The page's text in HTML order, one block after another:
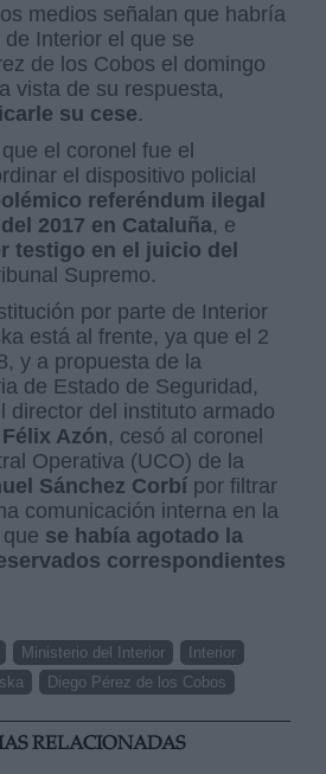
medios señalan que habría
Interior el que se
de los Cobos el domingo
vista de su respuesta,
su cese.
el coronel fue el
el dispositivo policial
referéndum ilegal
2017 en Cataluña, e
testigo en el juicio del
Supremo.
por parte de Interior
está al frente, ya que el 2
y a propuesta de la
de Estado de Seguridad,
director del instituto armado
Félix Azón, cesó al coronel
Operativa (UCO) de la
Sánchez Corbí por filtrar
comunicación interna en la
se había agotado la
correspondientes
Ministerio del Interior
Interior
Diego Pérez de los Cobos
RELACIONADAS